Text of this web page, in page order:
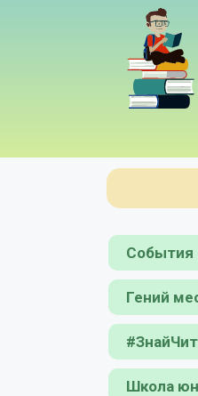
События
Гений
Школа